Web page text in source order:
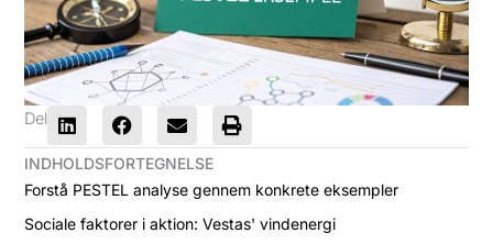
Del
INDHOLDSFORTEGNELSE
Forstå PESTEL analyse gennem konkrete eksempler
Sociale faktorer i aktion: Vestas' vindenergi